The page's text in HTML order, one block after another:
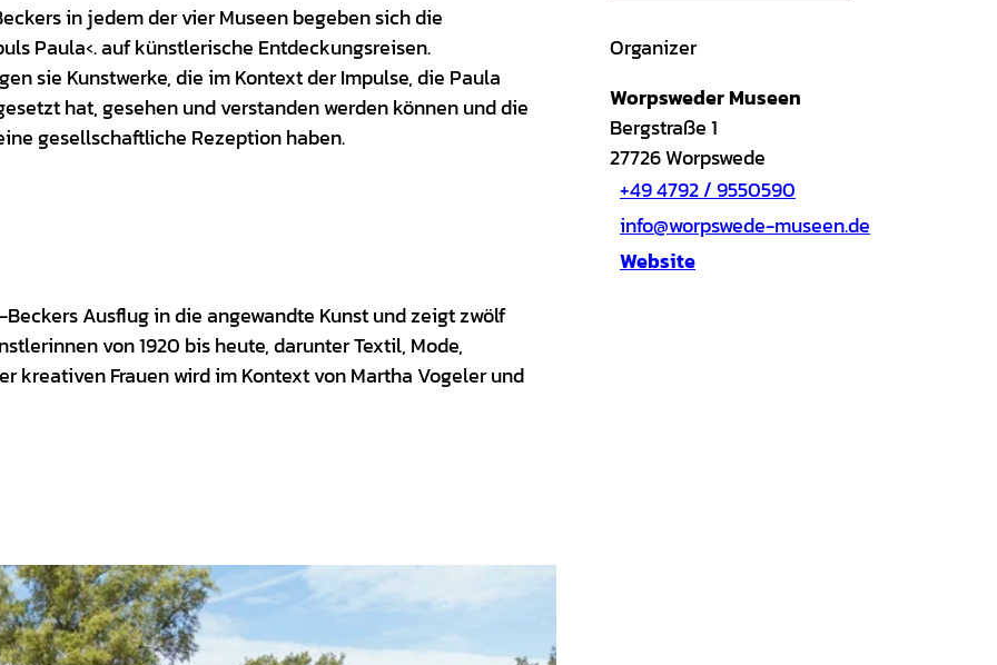
in jedem der vier Museen begeben sich die
Paula‹. auf künstlerische Entdeckungsreisen.
sie Kunstwerke, die im Kontext der Impulse, die Paula
hat, gesehen und verstanden werden können und die
gesellschaftliche Rezeption haben.
Ausflug in die angewandte Kunst und zeigt zwölf
von 1920 bis heute, darunter Textil, Mode,
kreativen Frauen wird im Kontext von Martha Vogeler und
Organizer
Worpsweder Museen
Bergstraße 1
27726Worpswede
+49 4792 / 9550590
info@worpswede-museen.de
Website